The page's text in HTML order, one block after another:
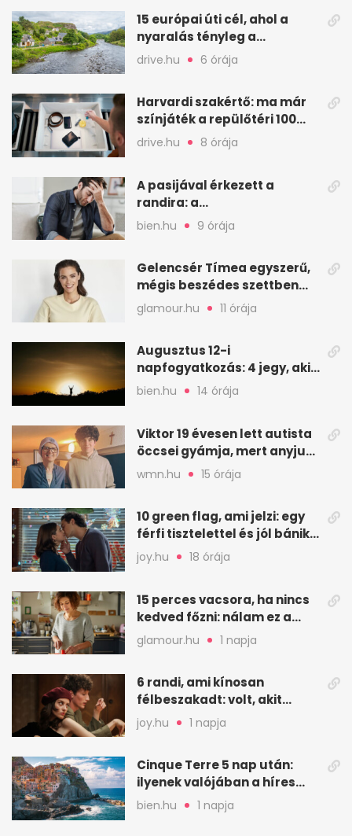
15 európai úti cél, ahol a
nyaralás tényleg a
pihenésről szól
drive.hu 6 órája
Harvardi szakértő: ma már
színjáték a repülőtéri 100
ml-es szabály
drive.hu 8 órája
A pasijával érkezett a
randira: a
legmegdöbbentőbb első
bien.hu 9 órája
Gelencsér Tímea egyszerű,
mégis beszédes szettben
ünnepelte a lánybúcsút
glamour.hu 11 órája
Augusztus 12-i
napfogyatkozás: 4 jegy, akit
a leginkább megérint
bien.hu 14 órája
Viktor 19 évesen lett autista
öccsei gyámja, mert anyjuk
életéért küzd
wmn.hu 15 órája
10 green flag, ami jelzi: egy
férfi tisztelettel és jól bánik
veled
joy.hu 18 órája
15 perces vacsora, ha nincs
kedved főzni: nálam ez a
biztos mentőöv
glamour.hu 1 napja
6 randi, ami kínosan
félbeszakadt: volt, akit
faképnél hagytak
joy.hu 1 napja
Cinque Terre 5 nap után:
ilyenek valójában a híres
olasz falvak
bien.hu 1 napja